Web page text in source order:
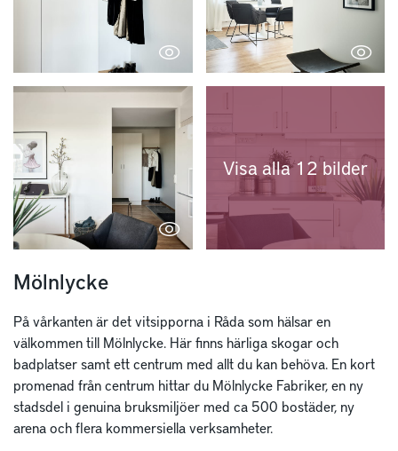
Visa alla 12 bilder
Mölnlycke
På vårkanten är det vitsipporna i Råda som hälsar en
välkommen till Mölnlycke. Här finns härliga skogar och
badplatser samt ett centrum med allt du kan behöva. En kort
promenad från centrum hittar du Mölnlycke Fabriker, en ny
stadsdel i genuina bruksmiljöer med ca 500 bostäder, ny
arena och flera kommersiella verksamheter.